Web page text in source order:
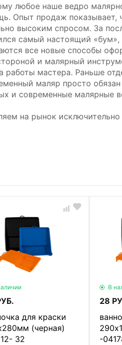
любое наше ведро
Опыт продаж показывает,
высоким спросом. За
самый настоящий «бум»,
все новые способы
и малярный
работы мастера. Раньше
маляр просто
и современные малярные
на рынок исключительно
для краски
(черная)
32
В
28
-